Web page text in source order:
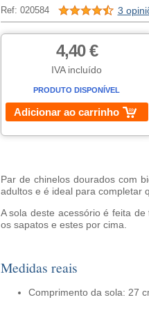
Ref: 020584 3
4,40 €
IVA incluído
PRODUTO DISPONÍVEL
Adicionar ao carrinho
Par de chinelos dourados com
adultos e é ideal para completar
A sola deste acessório é feita
os sapatos e estes por cima.
Medidas reais
Comprimento da sola: 27